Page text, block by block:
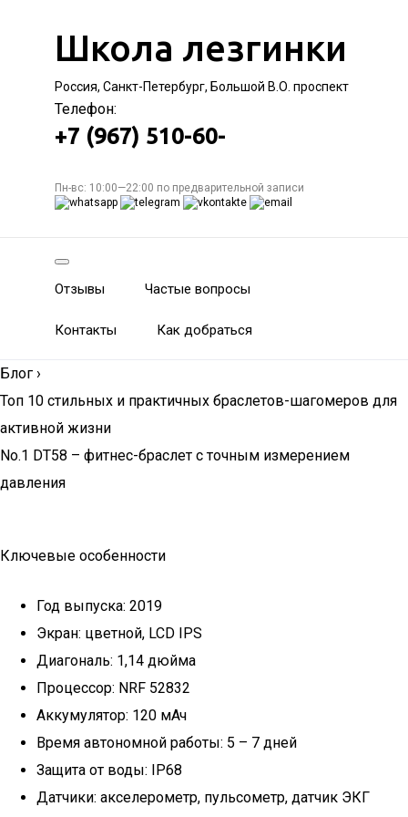
Школа лезгинки
Россия, Санкт-Петербург, Большой В.О. проспект
Телефон:
+7 (967) 510-60-
Пн-вс: 10:00—22:00 по предварительной записи
Отзывы Частые вопросы
Контакты Как добраться
Блог ›
Топ 10 стильных и практичных браслетов-шагомеров для
активной жизни
No.1 DT58 – фитнес-браслет с точным измерением
давления
Ключевые особенности
Год выпуска: 2019
Экран: цветной, LCD IPS
Диагональ: 1,14 дюйма
Процессор: NRF 52832
Аккумулятор: 120 мАч
Время автономной работы: 5 – 7 дней
Защита от воды: IP68
Датчики: акселерометр, пульсометр, датчик ЭКГ